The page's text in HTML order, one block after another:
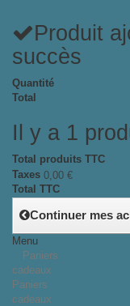
Produit
succès
Quantité
Total
Il y a 1
Total produits TTC
Taxes 0,00 €
Total TTC
Continuer mes
Menu
Paniers
cadeaux
Paniers
cadeaux